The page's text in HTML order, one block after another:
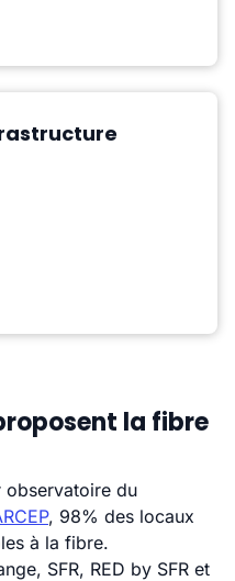
la fibre
observatoire du
, 98% des locaux
à la fibre.
SFR, RED by SFR et